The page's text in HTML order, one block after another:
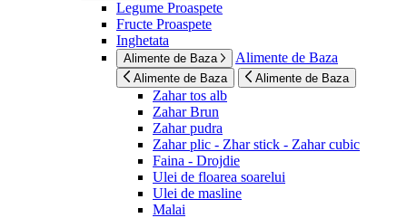
Legume Proaspete
Fructe Proaspete
Inghetata
Alimente de Baza Alimente de Baza
Alimente de Baza Alimente de Baza
Zahar tos alb
Zahar Brun
Zahar pudra
Zahar plic - Zhar stick - Zahar cubic
Faina - Drojdie
Ulei de floarea soarelui
Ulei de masline
Malai